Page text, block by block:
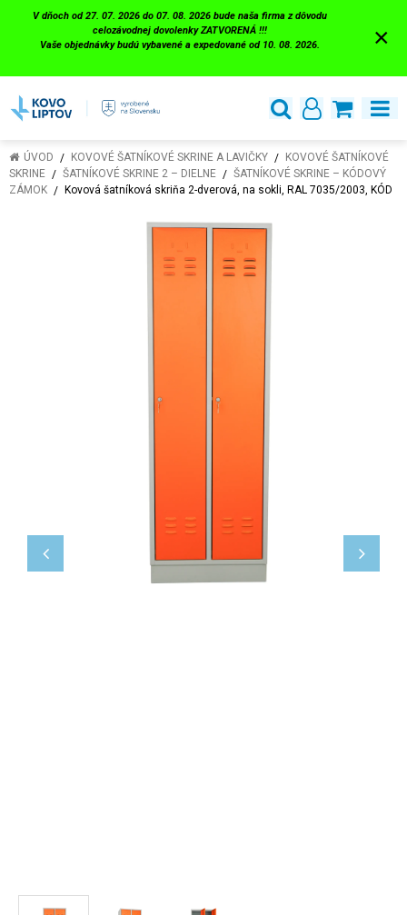
V dňoch od 27. 07. 2026 do 07. 08. 2026 bude naša firma z dôvodu
celozávodnej dovolenky ZATVORENÁ !!!
Vaše objednávky budú vybavené a expedované od 10. 08. 2026.
×
ÚVOD KOVOVÉ ŠATNÍKOVÉ SKRINE A LAVIČKY
KOVOVÉ ŠATNÍKOVÉ
SKRINE
ŠATNÍKOVÉ SKRINE 2 – DIELNE
ŠATNÍKOVÉ SKRINE – KÓDOVÝ
ZÁMOK
Kovová šatníková skriňa 2-dverová, na sokli, RAL 7035/2003, KÓD